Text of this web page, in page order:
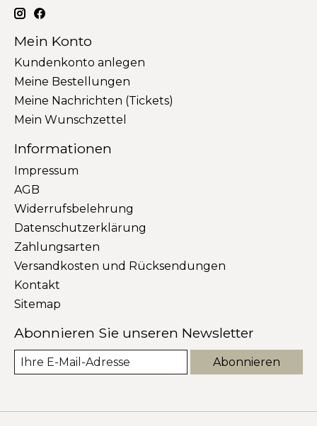
Mein Konto
Kundenkonto anlegen
Meine Bestellungen
Meine Nachrichten (Tickets)
Mein Wunschzettel
Informationen
Impressum
AGB
Widerrufsbelehrung
Datenschutzerklärung
Zahlungsarten
Versandkosten und Rücksendungen
Kontakt
Sitemap
Abonnieren Sie unseren Newsletter
Abonnieren